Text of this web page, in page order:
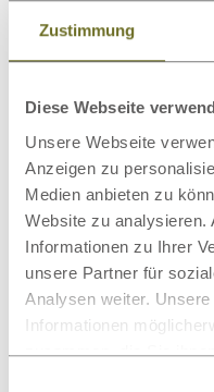
Zustimmung
Diese Webseite
Unsere Webseite
Anzeigen zu
Medien anbieten zu
Website zu analysieren.
Informationen zu Ihrer
unsere Partner für
Analysen weiter.
Informationen
zusammen, die Sie
Keine starke Hitze
Die starke Hitze
Abschleifen entfernt
Keine starken
Nutzen Sie für das
Putzmittel, da diese
das Eichenholz
Eichenholzmöbeln